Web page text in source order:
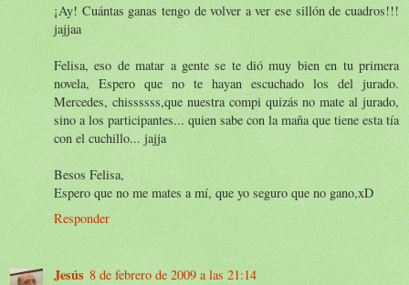
¡Ay! Cuántas ganas tengo de volver a ver ese sillón de cuadros!!!
jajjaa
Felisa, eso de matar a gente se te dió muy bien en tu primera
novela, Espero que no te hayan escuchado los del jurado.
Mercedes, chissssss,que nuestra compi quizás no mate al jurado,
sino a los participantes... quien sabe con la maña que tiene esta tía
con el cuchillo... jajja
Besos Felisa,
Espero que no me mates a mí, que yo seguro que no gano,xD
Responder
Jesús 8 de febrero de 2009 a las 21:14